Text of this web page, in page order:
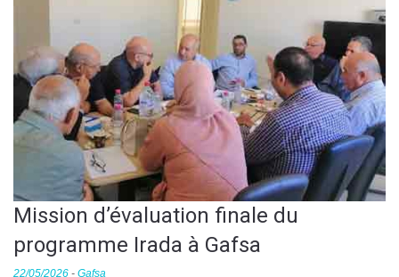
Mission d’évaluation finale du
programme Irada à Gafsa
22/05/2026 - Gafsa